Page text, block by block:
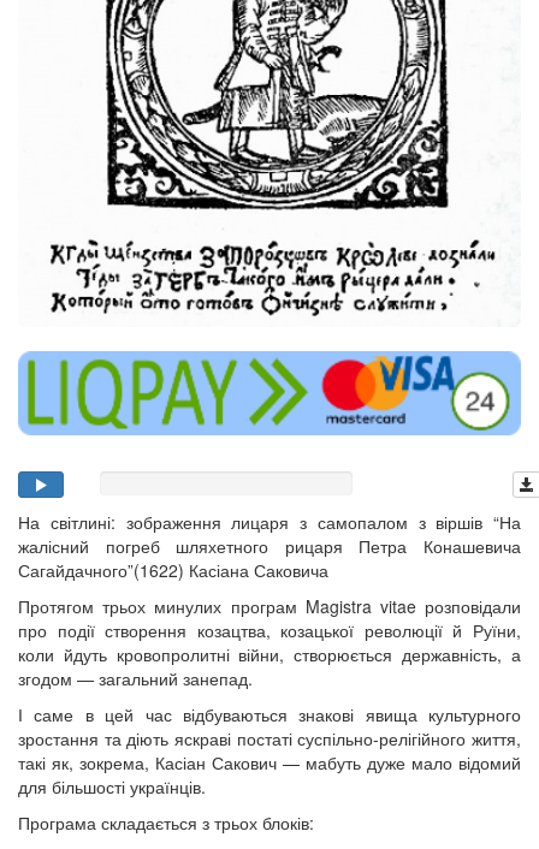
На світлині: зображення лицаря з самопалом з віршів “На
жалісний погреб шляхетного рицаря Петра Конашевича
Сагайдачного”(1622) Касіана Саковича
Протягом трьох минулих програм Magistra vitae розповідали
про події створення козацтва, козацької революції й Руїни,
коли йдуть кровопролитні війни, створюється державність, а
згодом — загальний занепад.
І саме в цей час відбуваються знакові явища культурного
зростання та діють яскраві постаті суспільно-релігійного життя,
такі як, зокрема, Касіан Сакович — мабуть дуже мало відомий
для більшості українців.
Програма складається з трьох блоків: